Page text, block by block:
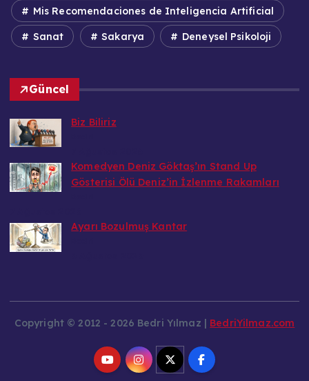
Mis Recomendaciones de Inteligencia Artificial
Sanat Sakarya Deneysel Psikoloji
Güncel
Biz Biliriz
Komedyen Deniz Göktaş’ın Stand Up
Gösterisi Ölü Deniz’in İzlenme Rakamları
Ayarı Bozulmuş Kantar
Copyright © 2012 - 2026 Bedri Yılmaz | BedriYilmaz.com